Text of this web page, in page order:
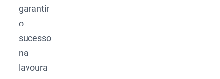
garantir
o
sucesso
na
lavoura